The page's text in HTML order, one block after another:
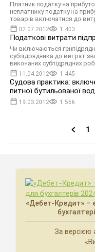
Платник податку на
неплатнику податку на
товарів включатися до
02.07.2012 1 403
Податкові витрати
Чи включаються
субпідрядника до витрат
виконаних субпідрядних
11.04.2012 1 445
Судова практика:
питної бутильованої
19.03.2012 1 566
1
«Дебет-Кредит» –
За версією